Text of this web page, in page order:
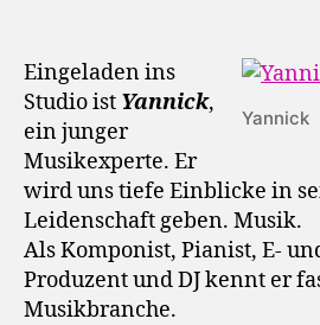
Yannick
Eingeladen ins
Studio ist Yannick,
ein junger
Musikexperte. Er
wird uns tiefe Einblicke in
Leidenschaft geben. Musik.
Als Komponist, Pianist, E-
Produzent und DJ kennt er
Musikbranche.